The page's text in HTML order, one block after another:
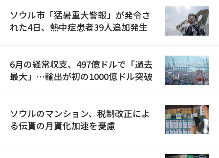
ソウル市「猛暑重大警報」が発令さ
れた4日、熱中症患者39人追加発生
6月の経常収支、497億ドルで「過去
最大」…輸出が初の1000億ドル突破
ソウルのマンション、税制改正によ
る伝貰の月貰化加速を憂慮